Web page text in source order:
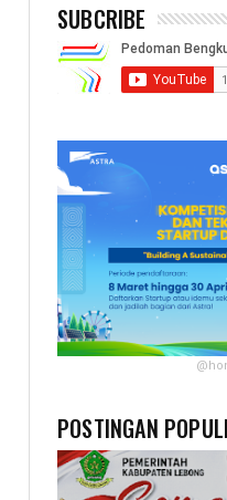
SUBCRIBE
POSTINGAN